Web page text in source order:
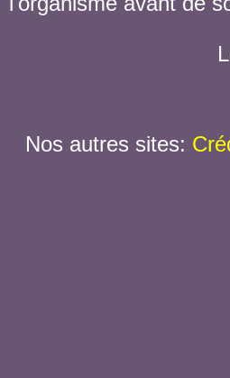
Nos autres sites: